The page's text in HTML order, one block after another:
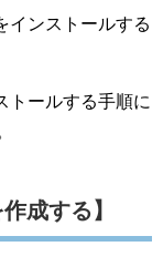
インストールする
トールする手順に
成する】